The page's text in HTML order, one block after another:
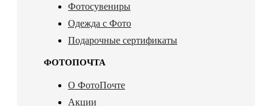
Фотосувениры
Одежда с Фото
Подарочные сертификаты
ФОТОПОЧТА
О ФотоПочте
Акции